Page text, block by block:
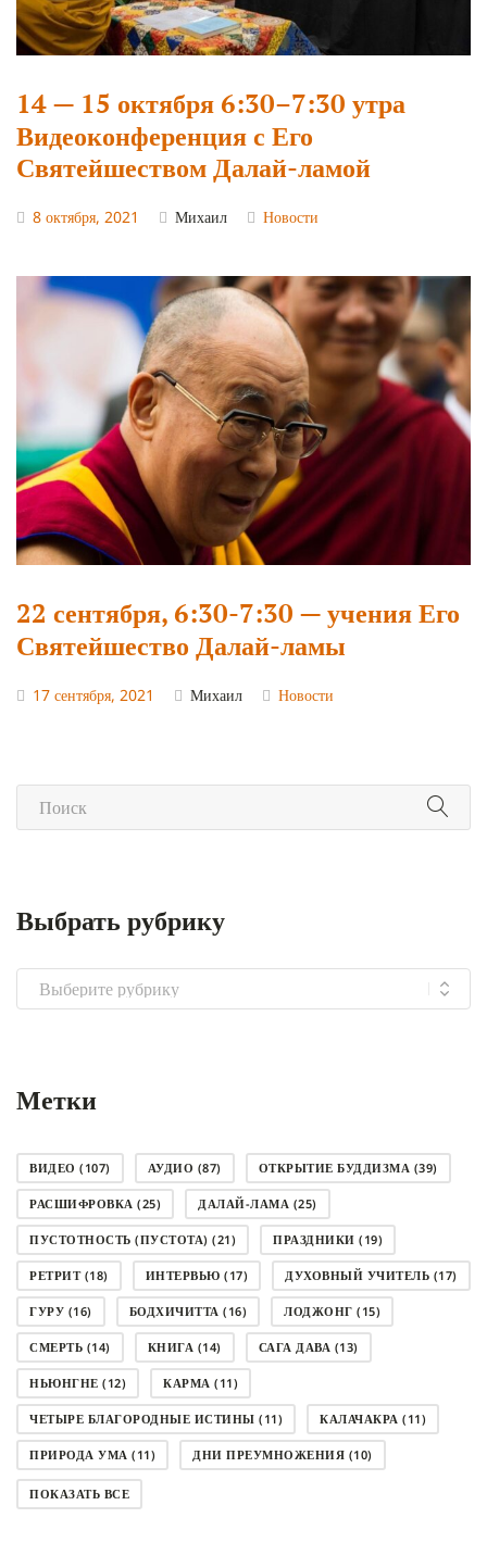
14 — 15 октября 6:30–7:30 утра
Видеоконференция с Его
Святейшеством Далай-ламой
8 октября, 2021 Михаил Новости
22 сентября, 6:30-7:30 — учения Его
Святейшество Далай-ламы
17 сентября, 2021 Михаил Новости
Выбрать рубрику
Выбрать
рубрику
Метки
ВИДЕО (107) АУДИО (87) ОТКРЫТИЕ БУДДИЗМА (39)
РАСШИФРОВКА (25) ДАЛАЙ-ЛАМА (25)
ПУСТОТНОСТЬ (ПУСТОТА) (21) ПРАЗДНИКИ (19)
РЕТРИТ(18) ИНТЕРВЬЮ (17) ДУХОВНЫЙ УЧИТЕЛЬ (17)
ГУРУ (16) БОДХИЧИТТА (16) ЛОДЖОНГ (15)
СМЕРТЬ (14) КНИГА (14) САГА ДАВА (13)
НЬЮНГНЕ (12) КАРМА (11)
ЧЕТЫРЕ БЛАГОРОДНЫЕ ИСТИНЫ (11) КАЛАЧАКРА (11)
ПРИРОДА УМА (11) ДНИ ПРЕУМНОЖЕНИЯ (10)
СОВЕТ(10)
ПОКАЗАТЬ ВСЕ